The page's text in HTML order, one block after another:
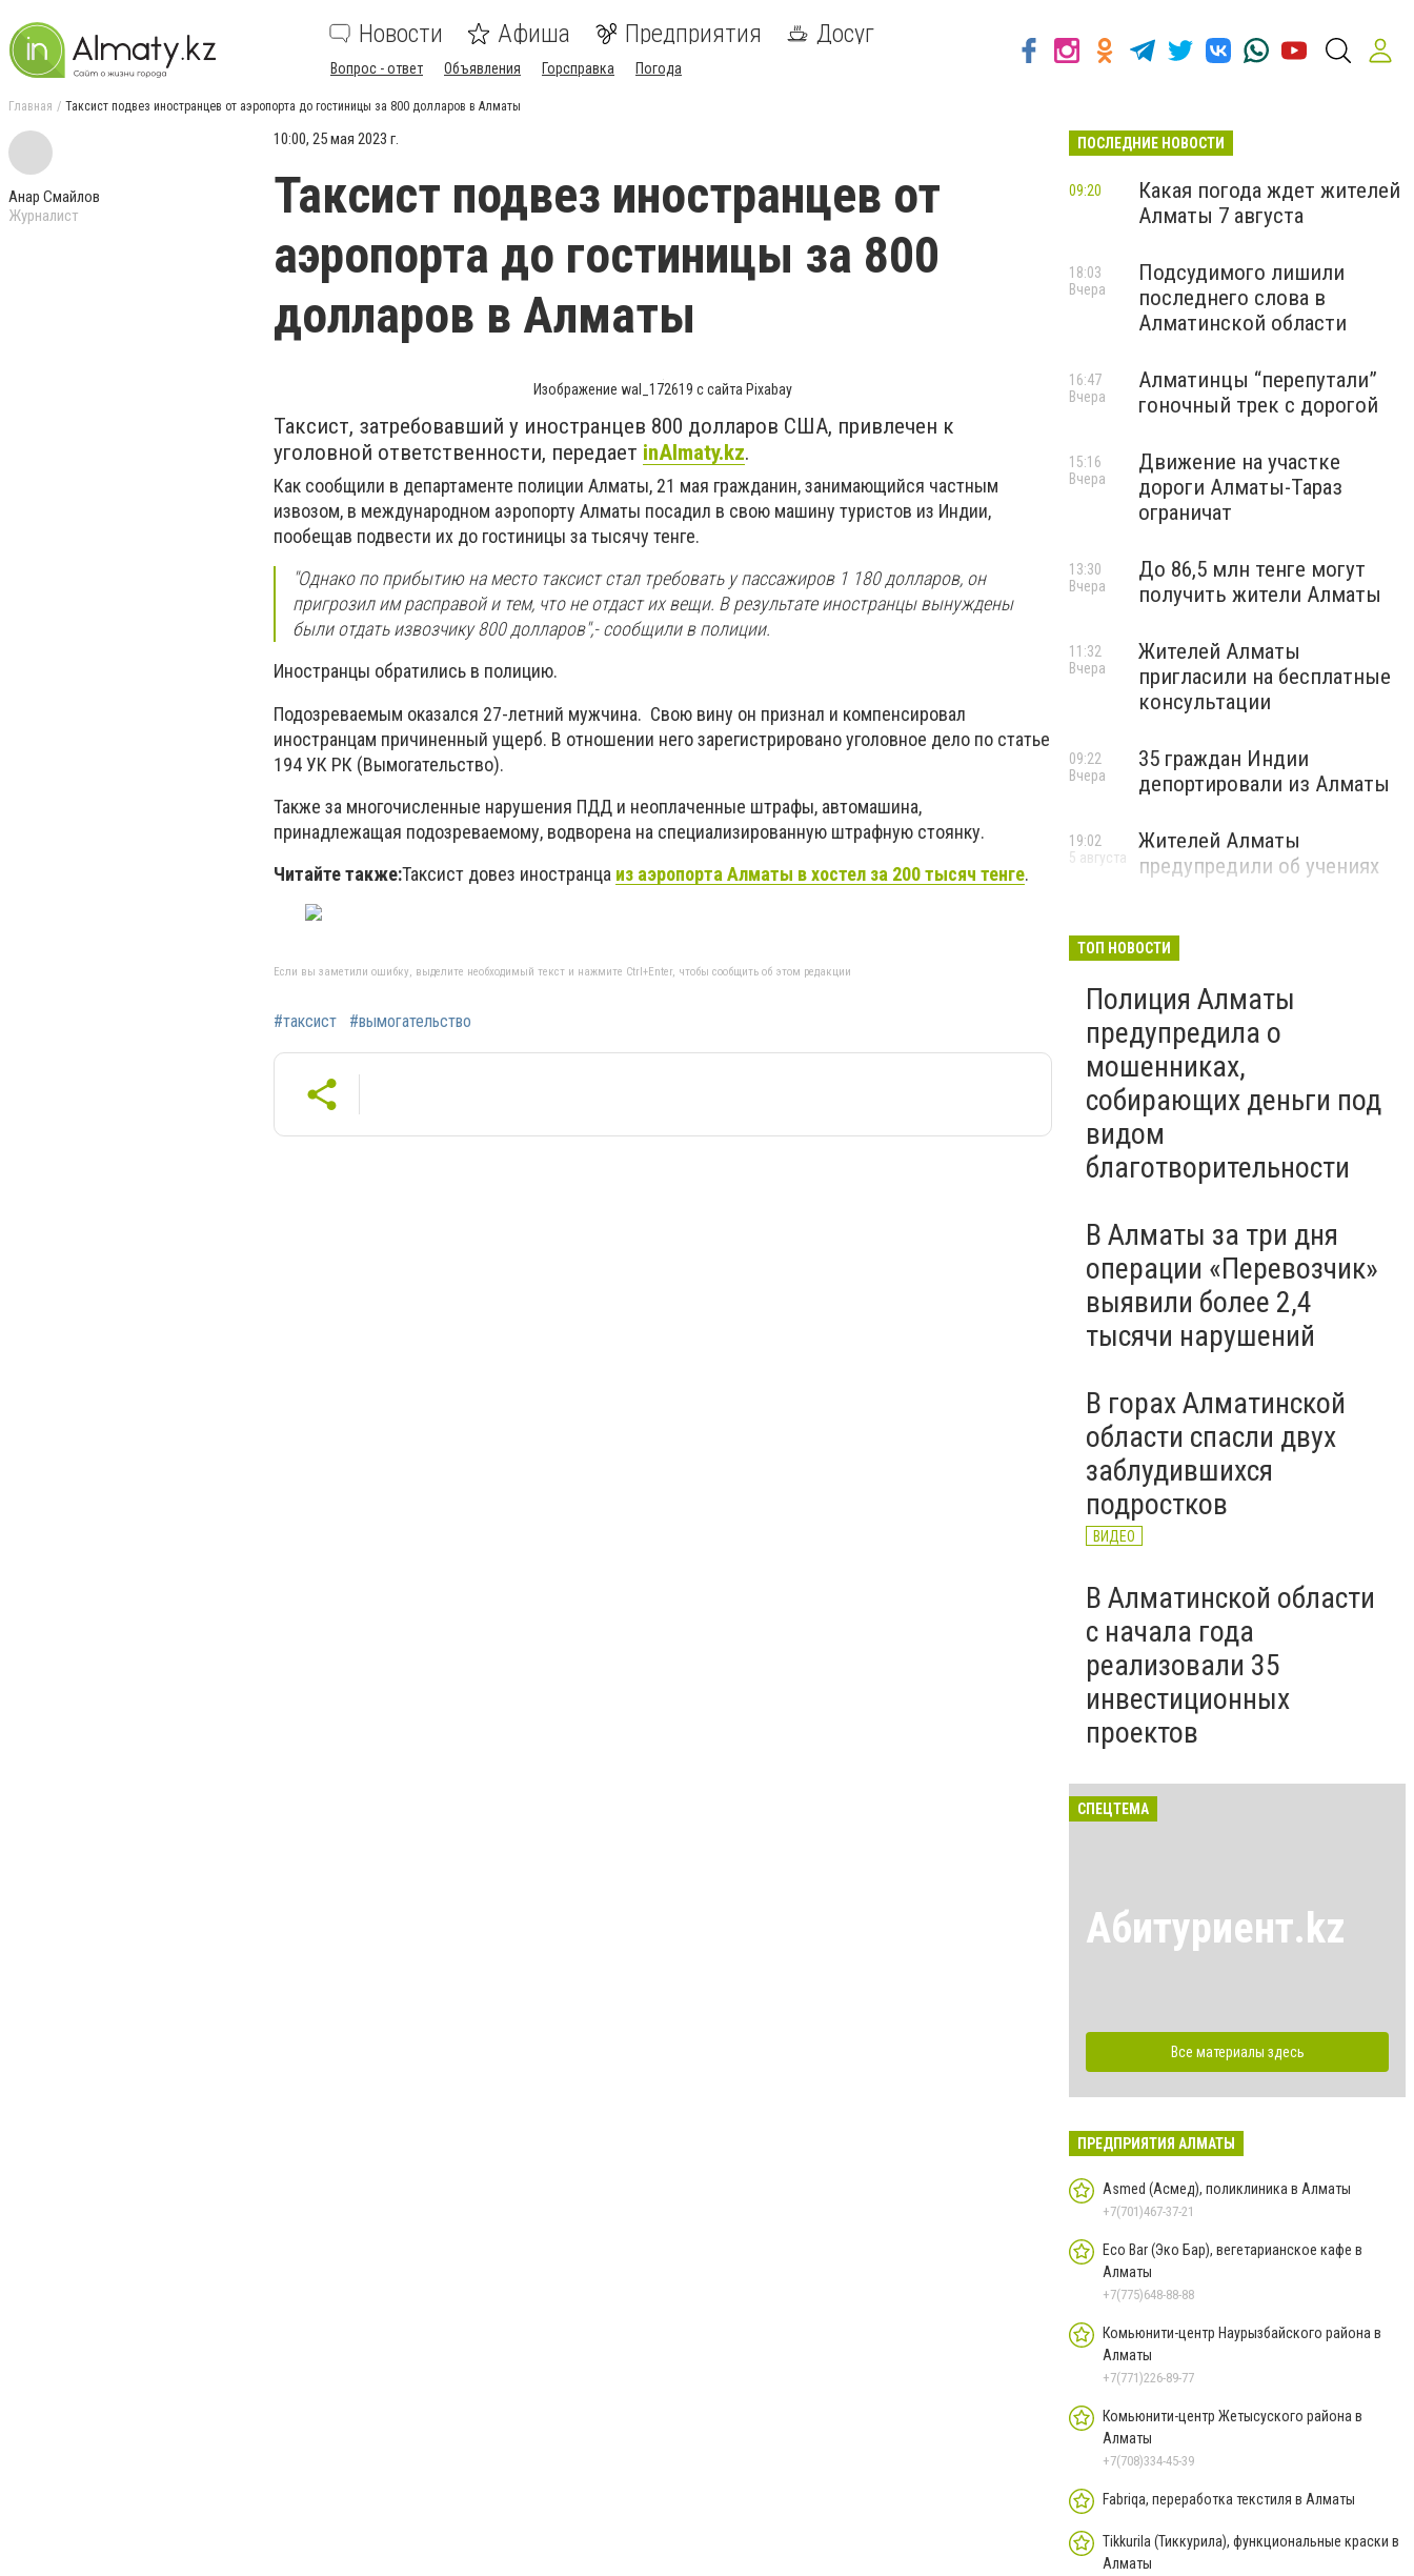
Новости Афиша Предприятия Досуг
Вопрос - ответ Объявления Горсправка Погода
Главная Таксист подвез иностранцев от аэропорта до гостиницы за 800 долларов в Алматы
Анар Смайлов
Журналист
10:00, 25 мая 2023 г.
Таксист подвез иностранцев от
аэропорта до гостиницы за 800
долларов в Алматы
Изображение wal_172619 с сайта Pixabay
Таксист, затребовавший у иностранцев 800 долларов США, привлечен к
уголовной ответственности, передает inAlmaty.kz.
Как сообщили в департаменте полиции Алматы, 21 мая гражданин, занимающийся частным
извозом, в международном аэропорту Алматы посадил в свою машину туристов из Индии,
пообещав подвести их до гостиницы за тысячу тенге.
"Однако по прибытию на место таксист стал требовать у пассажиров 1 180 долларов, он
пригрозил им расправой и тем, что не отдаст их вещи. В результате иностранцы вынуждены
были отдать извозчику 800 долларов",- сообщили в полиции.
Иностранцы обратились в полицию.
Подозреваемым оказался 27-летний мужчина. Свою вину он признал и компенсировал
иностранцам причиненный ущерб. В отношении него зарегистрировано уголовное дело по статье
194 УК РК (Вымогательство).
Также за многочисленные нарушения ПДД и неоплаченные штрафы, автомашина,
принадлежащая подозреваемому, водворена на специализированную штрафную стоянку.
Читайте также:Таксист довез иностранца из аэропорта Алматы в хостел за 200 тысяч тенге.
Если вы заметили ошибку, выделите необходимый текст и нажмите Ctrl+Enter, чтобы сообщить об этом редакции
#таксист #вымогательство
ПОСЛЕДНИЕ НОВОСТИ
Какая погода ждет жителей
Алматы 7 августа
09:20
Подсудимого лишили
последнего слова в
Алматинской области
18:03
Вчера
Алматинцы “перепутали”
гоночный трек с дорогой
16:47
Вчера
Движение на участке
дороги Алматы-Тараз
ограничат
15:16
Вчера
До 86,5 млн тенге могут
получить жители Алматы
13:30
Вчера
Жителей Алматы
пригласили на бесплатные
консультации
11:32
Вчера
35 граждан Индии
депортировали из Алматы
09:22
Вчера
Жителей Алматы
предупредили об учениях
19:02
5 августа
ТОП НОВОСТИ
Полиция Алматы
предупредила о
мошенниках,
собирающих деньги под
видом
благотворительности
В Алматы за три дня
операции «Перевозчик»
выявили более 2,4
тысячи нарушений
В горах Алматинской
области спасли двух
заблудившихся
подростков
ВИДЕО
В Алматинской области
с начала года
реализовали 35
инвестиционных
проектов
СПЕЦТЕМА
Абитуриент.kz
Все материалы здесь
ПРЕДПРИЯТИЯ АЛМАТЫ
Asmed (Асмед), поликлиника в Алматы
+7(701)467-37-21
Eco Bar (Эко Бар), вегетарианское кафе в
Алматы
+7(775)648-88-88
Комьюнити-центр Наурызбайского района в
Алматы
+7(771)226-89-77
Комьюнити-центр Жетысуского района в
Алматы
+7(708)334-45-39
Fabriqa, переработка текстиля в Алматы
Tikkurila (Тиккурила), функциональные краски в
Алматы